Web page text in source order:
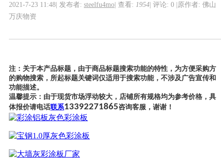
2021-7-23 11:48 发布者: steelfu4mo 查看: 1954 评论: 0 原作者: 佛山
万庆物资
注：关于本产品标题，由于商品标题搜索功能的特性，为方便采购方
的购物搜索，所起标题关键词仅适用于搜索功能，不涉及广告宣传和
功能描述。
温馨提示：由于现货市场浮动较大，店铺所有规格均为参考价格，具
体报价请电话联系13392271865咨询客服，谢谢！